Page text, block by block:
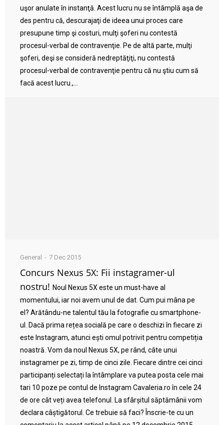
uşor anulate în instanţă. Acest lucru nu se întâmplă aşa de
des pentru că, descurajaţi de ideea unui proces care
presupune timp şi costuri, mulţi şoferi nu contestă
procesul-verbal de contravenţie. Pe de altă parte, mulţi
şoferi, deşi se consideră nedreptăţiţi, nu contestă
procesul-verbal de contravenţie pentru că nu ştiu cum să
facă acest lucru.,...
General 7 Dec 2015
Concurs Nexus 5X: Fii instagramer-ul
nostru! Noul Nexus 5X este un must-have al
momentului, iar noi avem unul de dat. Cum pui mâna pe
el? Arătându-ne talentul tău la fotografie cu smartphone-
ul. Dacă prima rețea socială pe care o deschizi în fiecare zi
este Instagram, atunci ești omul potrivit pentru competiția
noastră. Vom da noul Nexus 5X, pe rând, câte unui
instagramer pe zi, timp de cinci zile. Fiecare dintre cei cinci
participanți selectați la întâmplare va putea posta cele mai
tari 10 poze pe contul de Instagram Cavaleria.ro în cele 24
de ore cât veți avea telefonul. La sfârșitul săptămânii vom
declara câștigătorul. Ce trebuie să faci? Înscrie-te cu un